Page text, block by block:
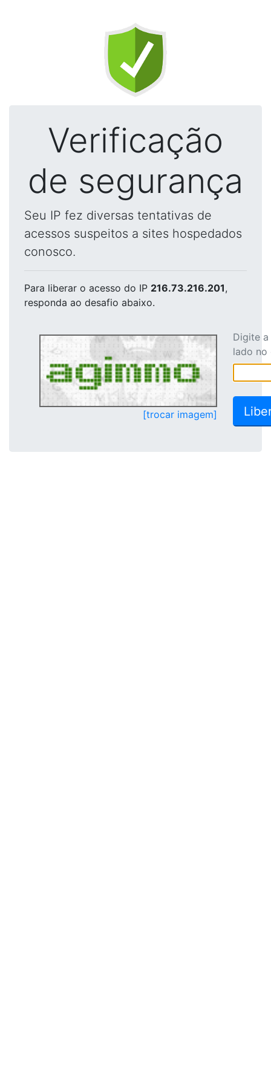
Verificação
de segurança
Seu IP fez diversas tentativas de
acessos suspeitos a sites hospedados
conosco.
Para liberar o acesso do IP 216.73.216.201,
responda ao desafio abaixo.
[trocar imagem]
Digite
lado no